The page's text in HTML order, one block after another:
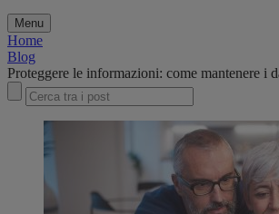
Menu
Home
Blog
Proteggere le informazioni: come mantenere i